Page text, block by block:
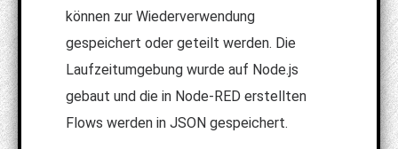
können zur Wiederverwendung
gespeichert oder geteilt werden. Die
Laufzeitumgebung wurde auf Node.js
gebaut und die in Node-RED erstellten
Flows werden in JSON gespeichert.